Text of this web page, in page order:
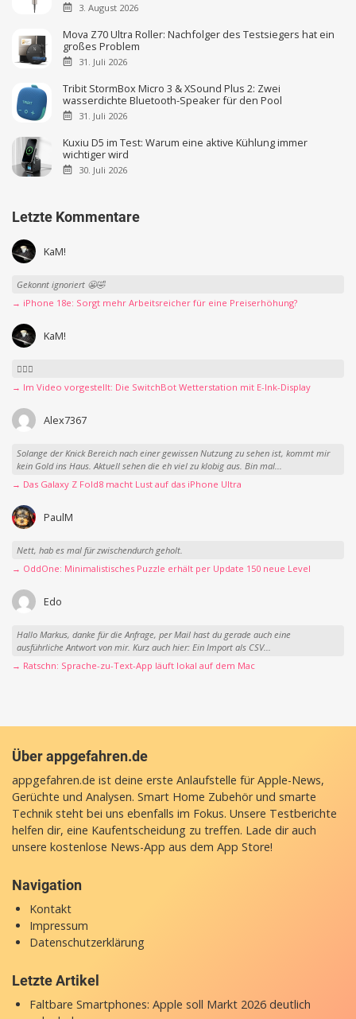
3. August 2026
Mova Z70 Ultra Roller: Nachfolger des Testsiegers hat ein
großes Problem
31. Juli 2026
Tribit StormBox Micro 3 & XSound Plus 2: Zwei
wasserdichte Bluetooth-Speaker für den Pool
31. Juli 2026
Kuxiu D5 im Test: Warum eine aktive Kühlung immer
wichtiger wird
30. Juli 2026
Letzte Kommentare
KaM!
Gekonnt ignoriert 😬🤣
→ iPhone 18e: Sorgt mehr Arbeitsreicher für eine Preiserhöhung?
KaM!
👍🏻🤣
→ Im Video vorgestellt: Die SwitchBot Wetterstation mit E-Ink-Display
Alex7367
Solange der Knick Bereich nach einer gewissen Nutzung zu sehen ist, kommt mir
kein Gold ins Haus. Aktuell sehen die eh viel zu klobig aus. Bin mal...
→ Das Galaxy Z Fold8 macht Lust auf das iPhone Ultra
PaulM
Nett, hab es mal für zwischendurch geholt.
→ OddOne: Minimalistisches Puzzle erhält per Update 150 neue Level
Edo
Hallo Markus, danke für die Anfrage, per Mail hast du gerade auch eine
ausführliche Antwort von mir. Kurz auch hier: Ein Import als CSV...
→ Ratschn: Sprache-zu-Text-App läuft lokal auf dem Mac
Über appgefahren.de
appgefahren.de ist deine erste Anlaufstelle für Apple-News,
Gerüchte und Analysen. Smart Home Zubehör und smarte
Technik steht bei uns ebenfalls im Fokus. Unsere Testberichte
helfen dir, eine Kaufentscheidung zu treffen. Lade dir auch
unsere kostenlose News-App aus dem App Store!
Navigation
Kontakt
Impressum
Datenschutzerklärung
Letzte Artikel
Faltbare Smartphones: Apple soll Markt 2026 deutlich